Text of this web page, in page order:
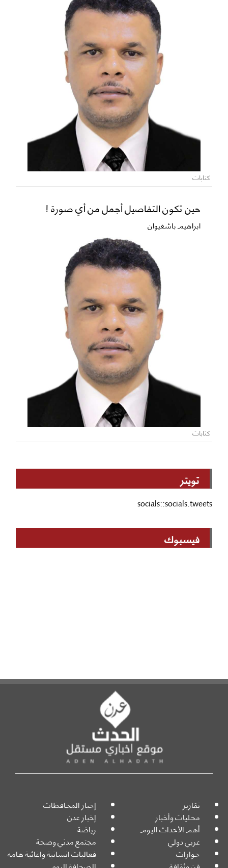
كتابات
حين تكون التفاصيل أجمل من أي صورة !
ابراهيم باشغيوان
كتابات
تويتر
socials::socials.tweets
فيسبوك
تقارير إخبار المحافظات
محليات وأخبار إخبار عدن
أهم الأحداث اليوم رياضة
عربي دولي مجتمع مدني وصحة
حوارات فعاليات انسانية واغاثية هامه